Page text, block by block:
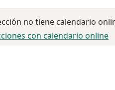
no tiene calendario
con calendario online